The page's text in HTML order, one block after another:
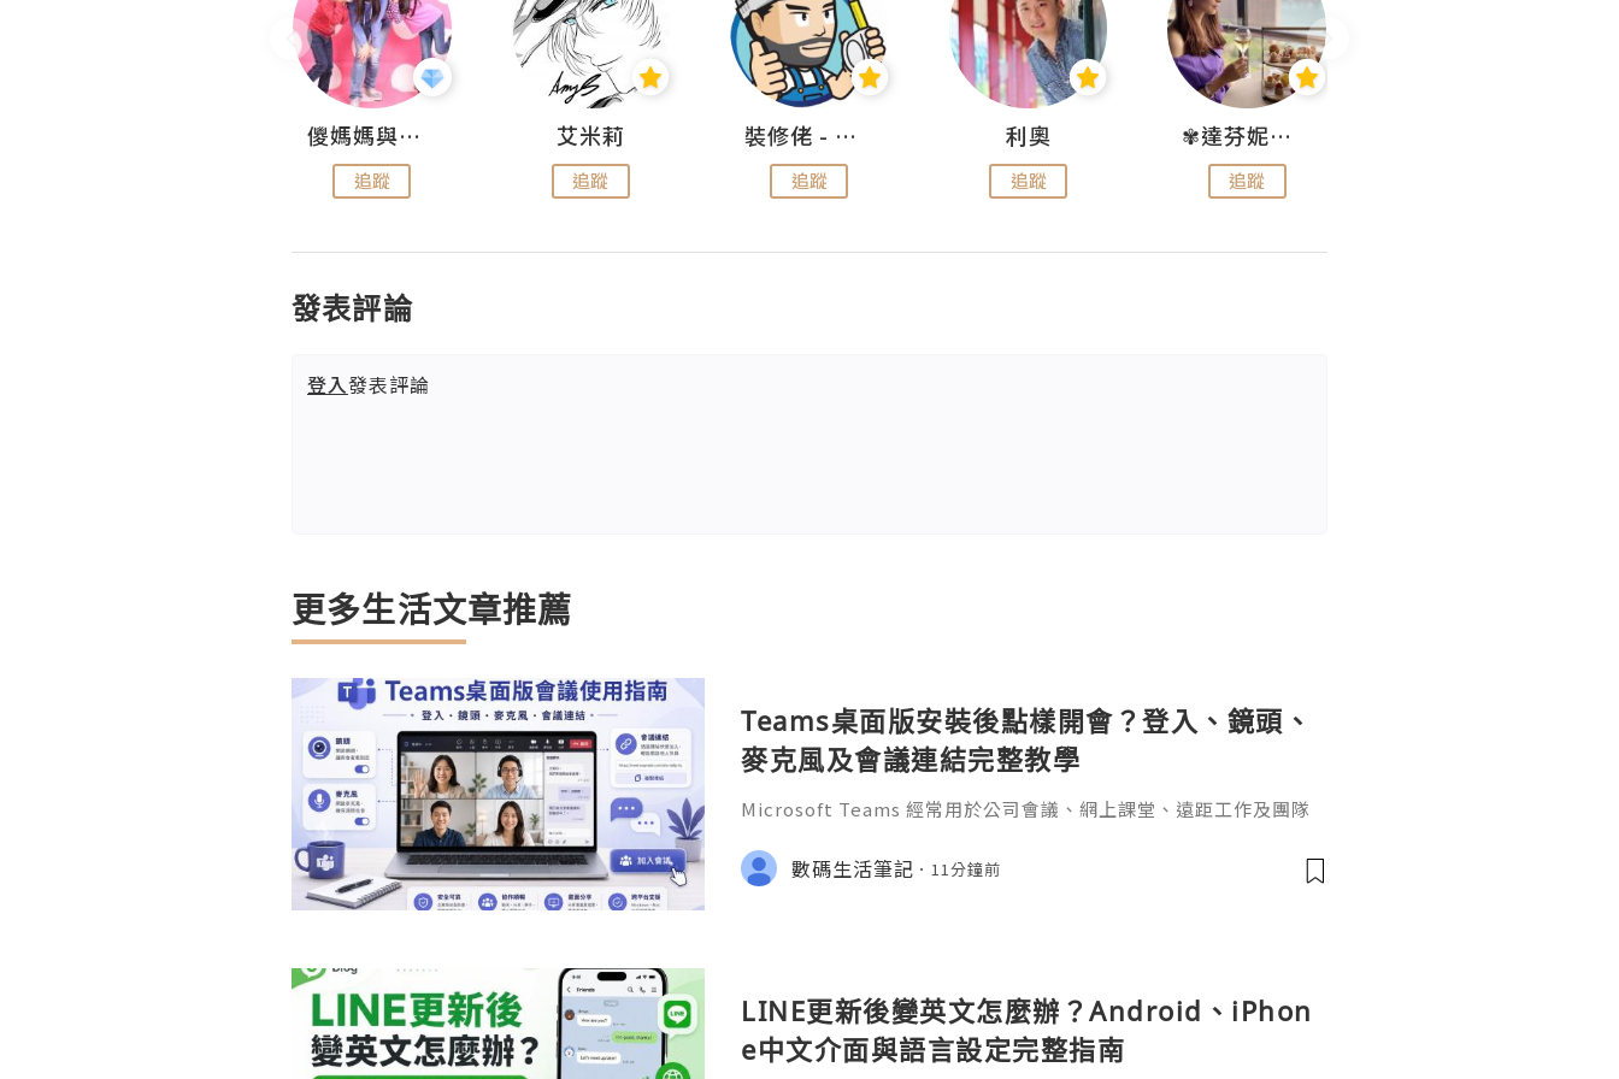
儍媽媽與兩隻小魔怪之家
追蹤
艾米莉
追蹤
裝修佬 - 香港一站式網上裝修平台
追蹤
利奧
追蹤
✾達芬妮•愛孩子•愛生活✾
追蹤
發表評論
登入發表評論
更多生活文章推薦
Teams桌面版安裝後點樣開會？登入、鏡頭、
麥克風及會議連結完整教學
Microsoft Teams 經常用於公司會議、網上課堂、遠距工作及團隊
是安裝，而是「應該用哪個帳號登入？」「收到會議連結後要按哪
裏？」「為甚麼鏡頭和麥克風沒有聲音？」
數碼生活筆記 11分鐘前
LINE更新後變英文怎麼辦？Android、iPhon
e中文介面與語言設定完整指南